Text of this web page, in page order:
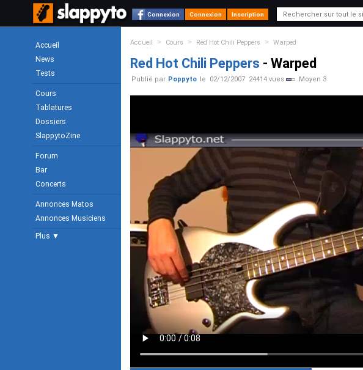
Connexion Connexion Inscription
Accueil
News
Tests
Cours
Tablatures
Dossiers
SlappytoZine
Forum
Bar
Concerts
Annonces Matos
Annonces Musiciens
Plus ▼
Accueil > Cours > Red Hot Chili Peppers > Warped
Red Hot Chili Peppers - Warped
Publié par Poppyto le 02/12/2007 24414 vues Moyen 3